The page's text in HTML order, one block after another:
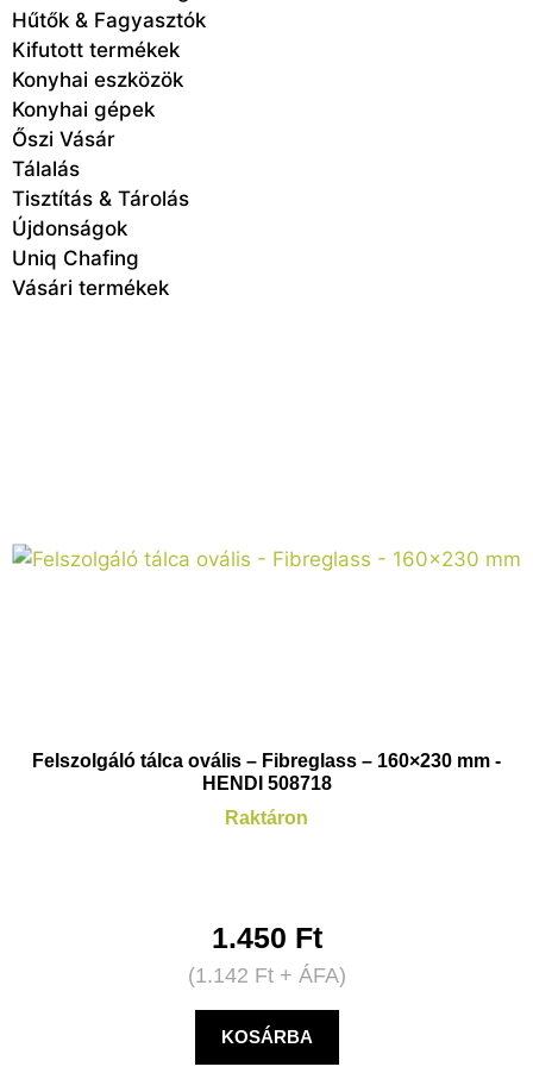
Hűtők & Fagyasztók
Kifutott termékek
Konyhai eszközök
Konyhai gépek
Őszi Vásár
Tálalás
Tisztítás & Tárolás
Újdonságok
Uniq Chafing
Vásári termékek
Felszolgáló tálca ovális – Fibreglass – 160×230 mm -
HENDI 508718
Raktáron
1.450 Ft
(1.142 Ft+ ÁFA)
KOSÁRBA